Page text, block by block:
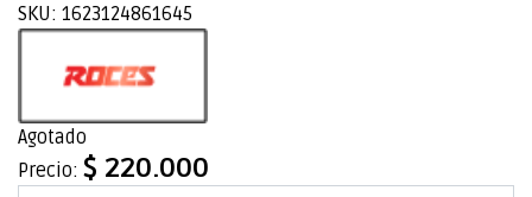
SKU: 1623124861645
Agotado
Precio: $ 220.000